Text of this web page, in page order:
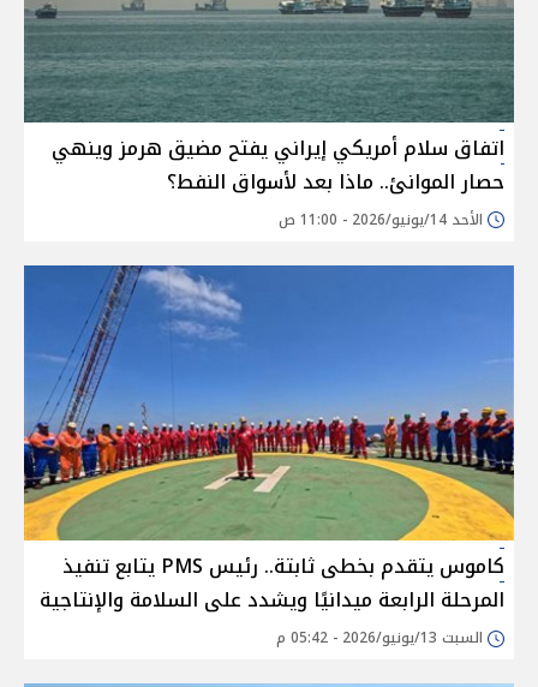
اتفاق سلام أمريكي إيراني يفتح مضيق هرمز وينهي
حصار الموانئ.. ماذا بعد لأسواق النفط؟
الأحد 14/يونيو/2026 - 11:00 ص
كاموس يتقدم بخطى ثابتة.. رئيس PMS يتابع تنفيذ
المرحلة الرابعة ميدانيًا ويشدد على السلامة والإنتاجية
السبت 13/يونيو/2026 - 05:42 م